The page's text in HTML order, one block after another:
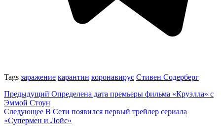
Tags заражение карантин коронавирус Стивен Содерберг
Предыдущий Определена дата премьеры фильма «Круэлла» с
Эммой Стоун
Следующее В Сети появился первый трейлер сериала
«Супермен и Лойс»